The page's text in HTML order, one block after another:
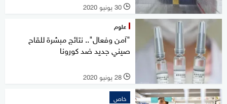
l 30 يونيو 2020
علوم
"آمن وفعال".. نتائج مبشرة للقاح
صيني جديد ضد كورونا
l 28 يونيو 2020
خاص